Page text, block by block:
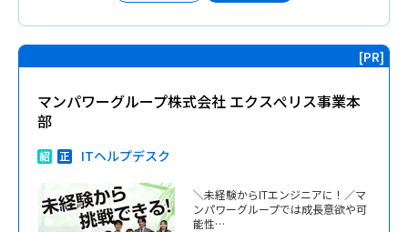
マンパワーグループ株式会社 エクスぺリス事業本
部
ITヘルプデスク
＼未経験からITエンジニアに！／マ
ンパワーグループでは成長意欲や可
能性…